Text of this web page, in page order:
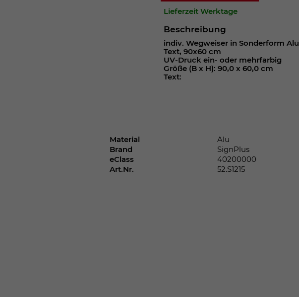
Lieferzeit Werktage
Beschreibung
indiv. Wegweiser in Sonderform
Text, 90x60 cm
UV-Druck ein- oder mehrfarbig
Größe (B x H): 90,0 x 60,0 cm
Text:
Material
Alu
Brand
SignPlus
eClass
40200000
Art.Nr.
52.S1215
SgCookieOptin.lastPreferences